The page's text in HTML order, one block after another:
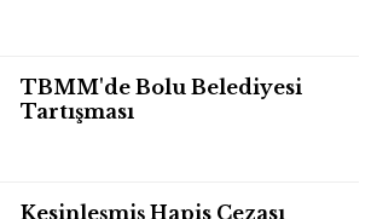
TBMM'de Bolu Belediyesi
Tartışması
Kesinleşmiş Hapis Cezası